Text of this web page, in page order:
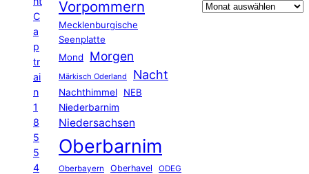
C
a
p
tr
ai
n
1
8
5
5
4
Vorpommern
Mecklenburgische
Seenplatte
Mond
Morgen
Märkisch Oderland Nacht
Nachthimmel
NEB
Niederbarnim
Niedersachsen
Oberbarnim
Oberbayern Oberhavel ODEG